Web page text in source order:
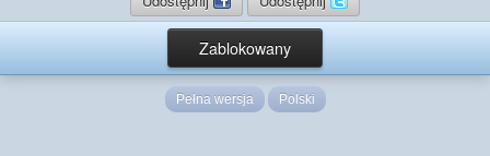
Zablokowany
Pełna wersja Polski